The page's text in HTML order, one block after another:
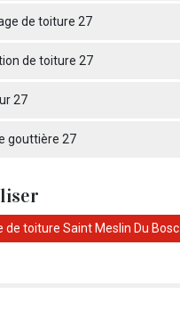
de toiture 27
de toiture 27
27
gouttière 27
de toiture Saint Meslin Du Bosc